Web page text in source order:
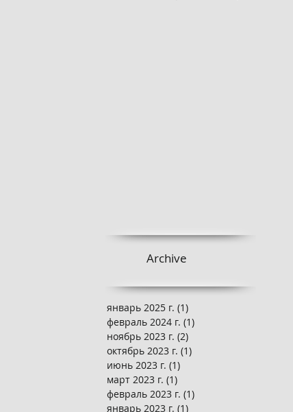
Archive
январь 2025 г. (1)
февраль 2024 г. (1)
ноябрь 2023 г. (2)
октябрь 2023 г. (1)
июнь 2023 г. (1)
март 2023 г. (1)
февраль 2023 г. (1)
январь 2023 г. (1)